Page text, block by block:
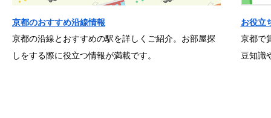
京都のおすすめ沿線情報
京都の沿線とおすすめの駅を詳しくご紹介。お部屋探
しをする際に役立つ情報が満載です。
お役立
京都で
豆知識